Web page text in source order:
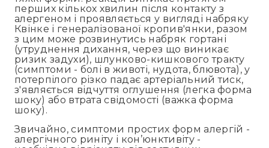
перших кількох хвилин після контакту з
алергеном і проявляється у вигляді набряку
Квінке і генералізованої кропив'янки, разом
з цим може розвинутись набряк гортані
(утруднення дихання, через що виникає
ризик задухи), шлунково-кишкового тракту
(симптоми - болі в животі, нудота, блювота), у
потерпілого різко падає артеріальний тиск,
з'являється відчуття оглушення (легка форма
шоку) або втрата свідомості (важка форма
шоку).
Звичайно, симптоми простих форм алергій -
алергічного риніту і кон’юнктивіту -